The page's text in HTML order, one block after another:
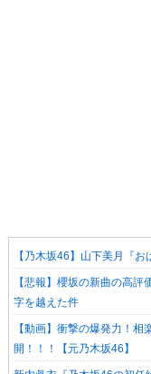
【乃木坂46】山下美月『
【悲報】櫻坂の新曲の高
字を越えた件
【動画】衝撃の爆発力！
開！！！【元乃木坂46】